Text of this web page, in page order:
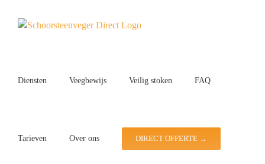
Diensten Veegbewijs Veilig stoken FAQ
Tarieven Over ons DIRECT OFFERTE →